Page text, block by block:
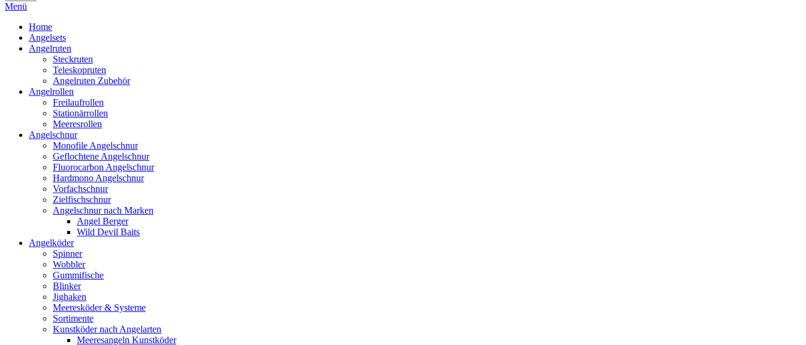
Menü
Home
Angelsets
Angelruten
Steckruten
Teleskopruten
Angelruten Zubehör
Angelrollen
Freilaufrollen
Stationärrollen
Meeresrollen
Angelschnur
Monofile Angelschnur
Geflochtene Angelschnur
Fluorocarbon Angelschnur
Hardmono Angelschnur
Vorfachschnur
Zielfischschnur
Angelschnur nach Marken
Angel Berger
Wild Devil Baits
Angelköder
Spinner
Wobbler
Gummifische
Blinker
Jighaken
Meeresköder & Systeme
Sortimente
Kunstköder nach Angelarten
Meeresangeln Kunstköder